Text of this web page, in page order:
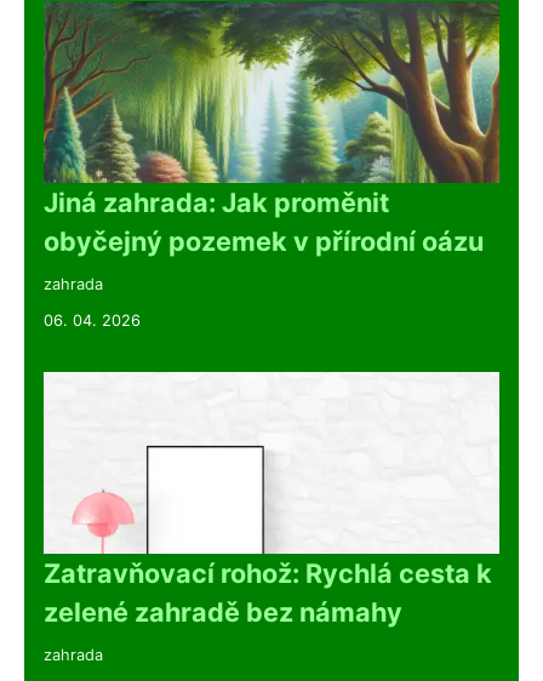
Jiná zahrada: Jak proměnit
obyčejný pozemek v přírodní oázu
zahrada
06. 04. 2026
Zatravňovací rohož: Rychlá cesta k
zelené zahradě bez námahy
zahrada